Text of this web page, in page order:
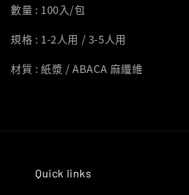
數量 : 100入/包
規格 : 1-2人用 / 3-5人用
材質 : 紙漿 / ABACA 麻纖維
Quick links